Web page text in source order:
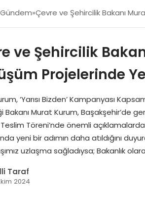
Gündem Çevre ve Şehircilik Bakanı
ve Şehircilik
Projelerinde
‘Yarısı Bizden’ Kampanyası
Bakanı Murat Kurum, Başakşehir’de
Töreni’nde önemli açıklamalarda
yeni bir adımın daha atıldığını
uzlaşma sağladıysa; Bakanlık
Taraf
2024